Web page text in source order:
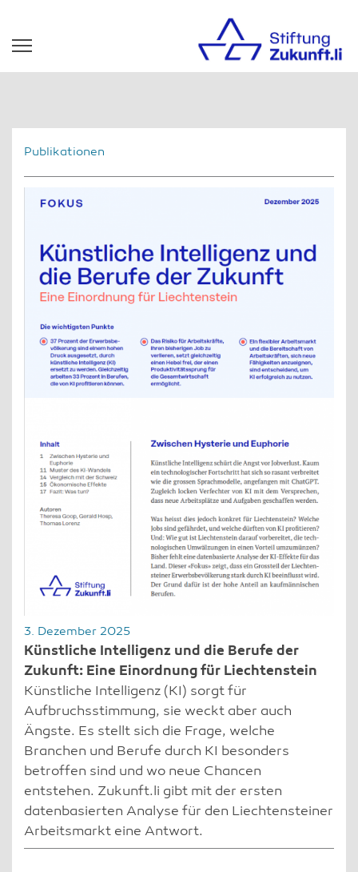
Publikationen
3. Dezember 2025
Künstliche Intelligenz und die Berufe der
Zukunft: Eine Einordnung für Liechtenstein
Künstliche Intelligenz (KI) sorgt für
Aufbruchsstimmung, sie weckt aber auch
Ängste. Es stellt sich die Frage, welche
Branchen und Berufe durch KI besonders
betroffen sind und wo neue Chancen
entstehen. Zukunft.li gibt mit der ersten
datenbasierten Analyse für den Liechtensteiner
Arbeitsmarkt eine Antwort.